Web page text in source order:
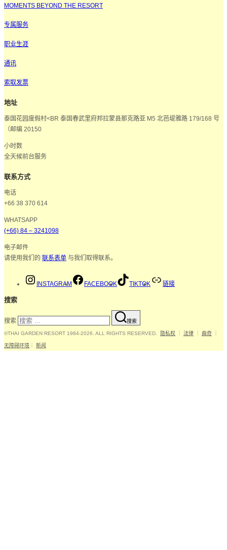
MOMENTS BEYOND THE RESORT
专属服务
职业生涯
通讯
索取发票
地址
泰国花园度假村<BR 泰国春武里府邦拉蒙县那克路亚 M5 北芭堤雅路 179/168 号
（邮编 20150
小时数
全天候前台服务
联系方式
电话
+66 38 370 614
WHATSAPP
(+66) 84 – 3241098
电子邮件
请使用我们的 联系表单 与我们取得联系。
INSTAGRAM FACEBOOK TIKTOK 链接
搜索
搜索 搜索
©THAI GARDEN RESORT 1984-2026. ALL RIGHTS RESERVED. 隐私权 法律 曲奇
无障碍环境 新闻